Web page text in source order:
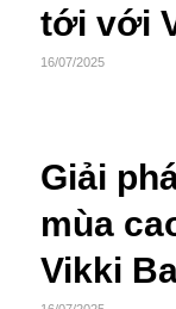
tới với
16/07/2025
Giải
mùa
Vikki